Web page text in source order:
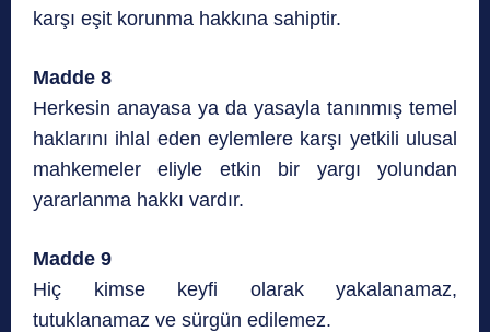
karşı eşit korunma hakkına sahiptir.
Madde 8
Herkesin anayasa ya da yasayla tanınmış temel
haklarını ihlal eden eylemlere karşı yetkili ulusal
mahkemeler eliyle etkin bir yargı yolundan
yararlanma hakkı vardır.
Madde 9
Hiç kimse keyfi olarak yakalanamaz,
tutuklanamaz ve sürgün edilemez.